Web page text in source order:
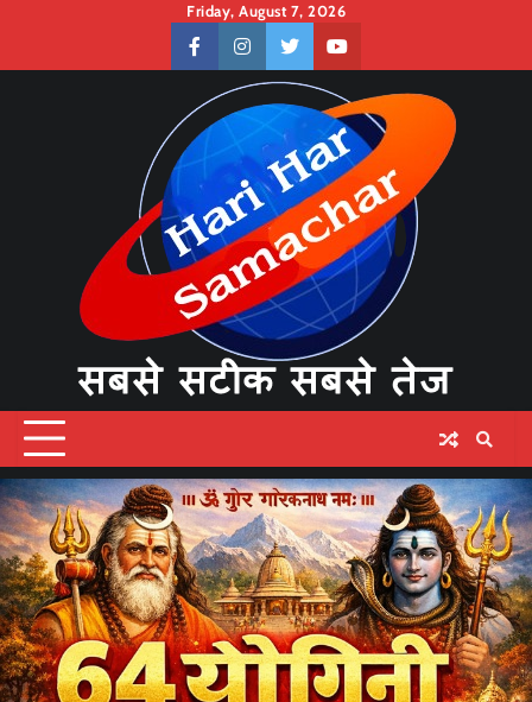
content
Friday, August 7, 2026
facebookinstagramtwitteryoutube